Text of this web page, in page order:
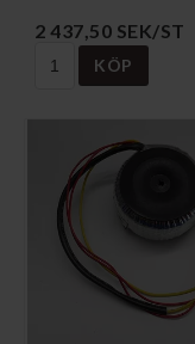
2 437,50 SEK/ST
KÖP